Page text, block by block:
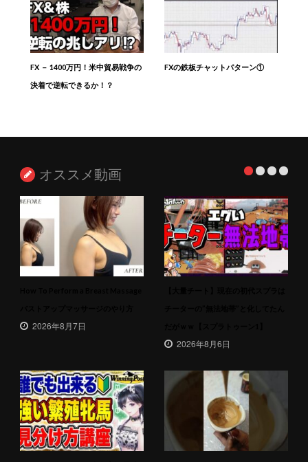
FX － 1400万円！米中貿易戦争の
決着で逆転できるか！？
FXの鉄板チャットパターン①
オススメ動画
2026年8月7日
2026年8月6日